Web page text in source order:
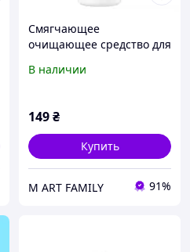
Смягчающее
очищающее средство для
гигиены без
В наличии
149₴
Купить
M ART FAMILY 91%